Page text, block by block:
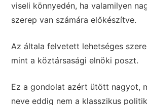
viseli könnyedén, ha valamilyen
szerep van számára előkészítve.
Az általa felvetett lehetséges
mint a köztársasági elnöki poszt.
Ez a gondolat azért ütött nagyot,
neve eddig nem a klasszikus